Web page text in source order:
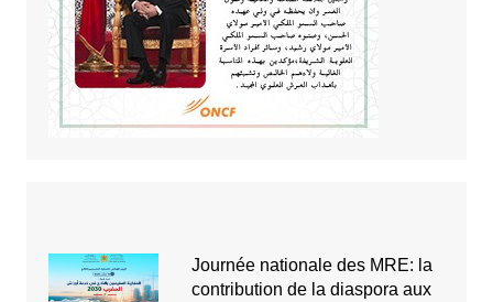
Journée nationale des MRE: la
contribution de la diaspora aux